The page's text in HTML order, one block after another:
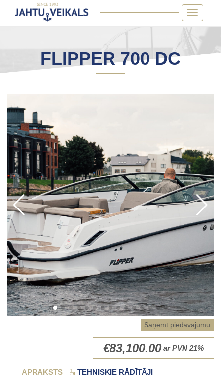
Toggle
FLIPPER 700 DC
Saņemt piedāvājumu
ar PVN 21%
€83,100.00
APRAKSTS TEHNISKIE RĀDĪTĀJI